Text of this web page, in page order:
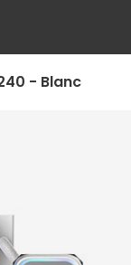
240 - Blanc